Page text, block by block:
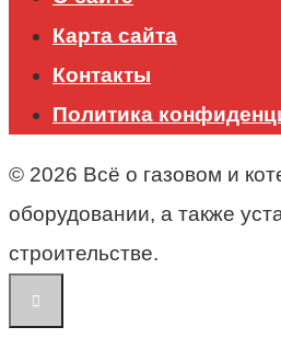
Карта сайта
Контакты
Политика
© 2026 Всё о газовом и
оборудовании, а также
строительстве.